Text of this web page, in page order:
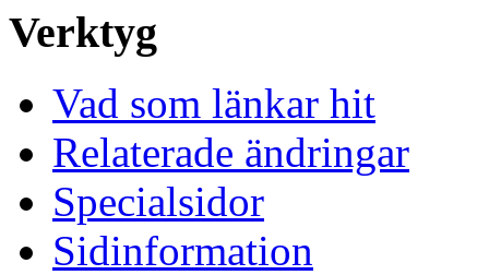
Verktyg
Vad som länkar hit
Relaterade ändringar
Specialsidor
Sidinformation